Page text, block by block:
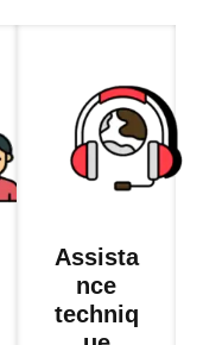
Assista
nce
techniq